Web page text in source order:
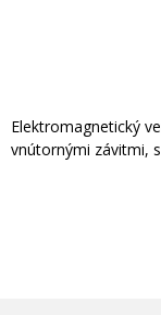
Elektromagnetický
vnútornými závitmi,